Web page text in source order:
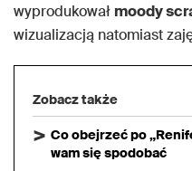
wyprodukował moody
wizualizacją natomiast
Zobacz także
Co obejrzeć po
wam się spodobać